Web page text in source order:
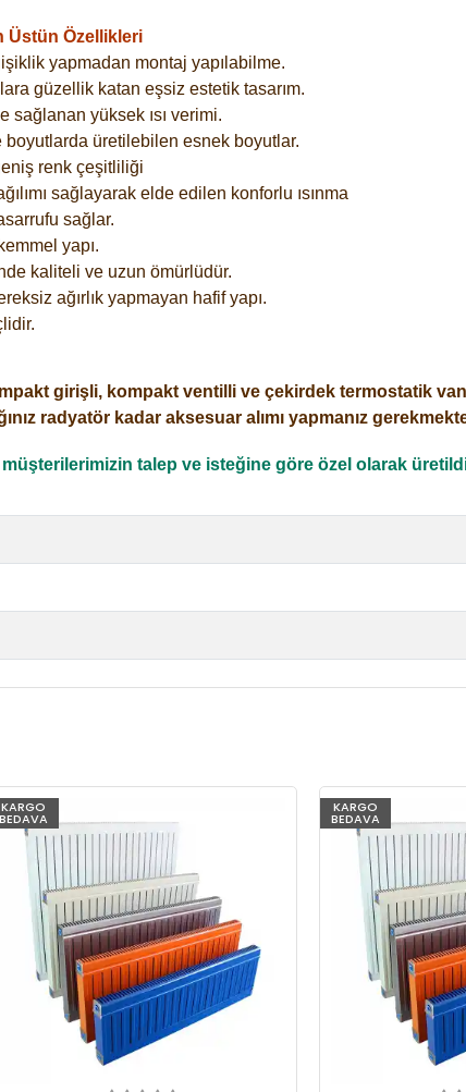
Üstün Özellikleri
yapmadan montaj yapılabilme.
güzellik katan eşsiz estetik tasarım.
sağlanan yüksek ısı verimi.
boyutlarda üretilebilen esnek boyutlar.
renk çeşitliliği
sağlayarak elde edilen konforlu ısınma
sağlar.
yapı.
kaliteli ve uzun ömürlüdür.
ağırlık yapmayan hafif yapı.
girişli, kompakt ventilli ve çekirdek termostatik
radyatör kadar aksesuar alımı yapmanız
talep ve isteğine göre özel olarak
KARGO
BEDAVA
KARGO
BEDAVA